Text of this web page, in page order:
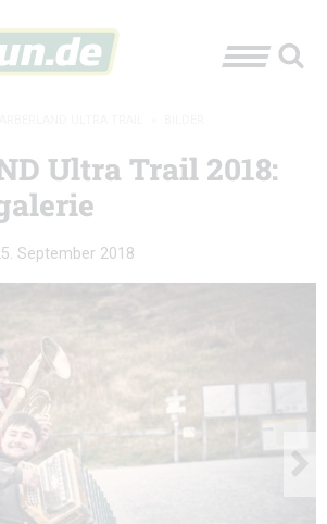
Ultra Trail 2018:
September 2018